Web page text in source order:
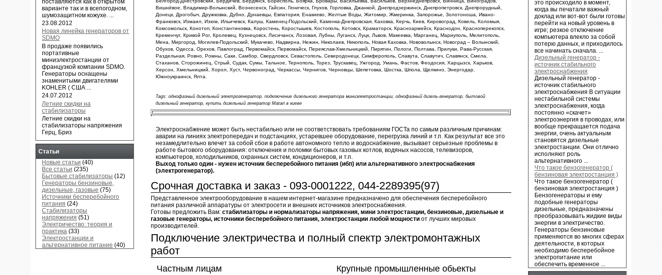
Вишнёвое, Владимир-Волынский, Вознесенск, Гайсин, Геническ, Глухов, Горловка, Джанкой, Днепродзержинск, Днепропетровск, Днепрорудный,
Донецк, Дрогобыч, Дружковка, Дубно, Дунаевцы, Евпатория, Енакиево, Желтые Воды, Житомир, Жмеринка, Запорожье, Золотоноша, Ивано-
Франковск, Измаил, Изюм, Ильичевск, Калуш, Каменец-Подольский, Каменка-Днепровская, Каховка, Керчь, Киев, Кировоград, Ковель, Коломыя,
Комсомольск, Конотоп, Константиновка, Коростень, Коростышев, Костополь, Котовск, Краматорск, Красноармейск, Краснодон, Красноперекопск,
Кременчуг, Кривой Рог, Кролевец, Кузнецовск, Лисичанск, Лозовая, Лубны, Луганск, Луцк, Львов, Макеевка, Марганец, Мариуполь, Мелитополь,
Мена, Миргород, Могилев-Подольский, Мукачево, Надвирна, Нежин, Николаев, Никополь, Новая Каховка, Нововолынск, Новоград – Волынский,
Обухов, Одесса, Орехов, Павлоград, Первомайск, Первомайск, Переяслав-Хмельницкий, Пирятин, Пологи, Полтава, Прилуки, Рава-Русская,
Раздельная, Ровно, Ромны, Саки, Самбор, Свердловск, Севастополь, Северодонецк, Симферополь, Славута, Славутич, Славянск, Смела,
Стаханов, Сторожинец, Стрый, Судак, Сумы, Тальное, Тернополь, Торез, Трускавец, Ужгород, Умань, Фастов, Феодосия, Харцызск, Харьков,
Херсон, Хмельницкий, Хорол, Хуст, Червоноград, Черкассы, Чернигов, Черновцы, Шепетовка, Шостка, Шпола, Щелкино, Энергодар,
Южноукраинск, Ялта.
Tags: однофазный дизельный электрогенератор, подключение дизельного генератора миниэлектростанции, однофазный дизель-генератор, бытовой
дизельный генератор, купить дизельный генератор Matari в киеве
Электроснабжение может быть нестабильно или не соответствовать требованиям ГОСТа по самым различным причинам:
аварии на линиях электропередач и подстанциях, устаревшее оборудование, перегрузка линий и т.п. Как результат все это
незамедлительно влечет за собой сбои в работе автономного тепло и водоснабжение, вызывает серьезные проблемы в
работе бытового оборудования: отключения и поломки бытовых газовых котлов, водяных насосов, телевизоров,
компьютеров, холодильников, охранных систем, кондиционеров, и т.п.
Выход только один - нужен источник бесперебойного питания (ибп) или альтернативного электроснабжения
(электрогенератор).
Срочная доставка и заказ - 093-0001222, 044-2289395(97)
Представленное электрооборудование в нашем интернет-магазине предназначено для обеспечения бесперебойного
питания различной аппаратуры от электросети и внешних источников электроснабжения.
Готовы предложить Вам:стабилизаторы и нормализаторы напряжения, мини электростанции, бензиновые, дизельные и
газовые генераторы, источники бесперебойного питания, электростанции любой мощности от лучших мировых
производителей.
Подключение электричества и полный спектр электромонтажных
работ
Частным лицам Крупные промышленные обьекты
варианте так и в всепогодном,
шумозащитном кожухе. ...
23.08.2012
Новая линейка генераторов от
SDMO
В продаже появились
портативные
миниэлектростанции от
французкой компании SDMO.
Генераторы оснащены
знаменитыми двигателями
KOHLER ( США ...
24.07.2012
Летние скидки на
стабилизаторы
Летние скидки на
стабилизаторы напряжения
Герц, Бриз
Статьи
Новые статьи (40)
Все статьи (235)
Бытовые стабилизаторы (12)
Генераторы бензиновые,
дизельные, газовые (75)
Источники бесперебойного
питания (24)
Стабилизаторы
напряжения (51)
Электричество: теория и
практика (33)
Электростанции и
альтернативное питание (40)
это происходило в момент,
когда вы печатали важный
доклад или вот-вот были готовы
перейти на новый уровень в
игре; резкое отключение
компьютера влекло за собой
потерю данных, и приходилось
все начинать сначала. ...
Дизельный генератор -
источник стабильного
электроснабжения
Дизельный генератор -
источник стабильного
электроснабжения В ситуации
нестабильной системы
электроснабжения, когда
постоянно «скачет»
электроэнергия в проводах, или
вообще прекращается подача
энергии, очень актуальным
становятся дизельные
электростанции. Они отлично
исполняют роль
альтернативного ...
Что такое бензогенератор (
бензиновая электростанция )
Что такое бензогенератор (
бензиновая электростанция )
Бензогенераторы и ему
подобные генераторы
дизельные, предназначены
преобразовывать жидкие виды
энергии в электричество.
Генераторы бензиновые
применяются во многих сферах
деятельности, в которых
необходимо бесперебойное
электропитание или
обеспечить временное ...